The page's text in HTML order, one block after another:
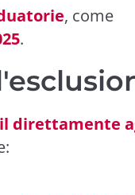
, come
.
direttamente